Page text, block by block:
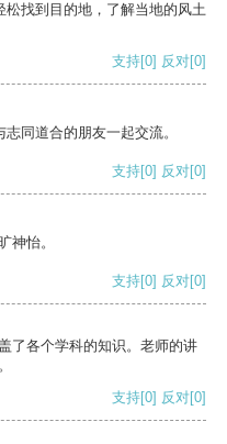
找到目的地，了解当地的风土
支持[0] 反对[0]
同道合的朋友一起交流。
支持[0] 反对[0]
神怡。
支持[0] 反对[0]
了各个学科的知识。老师的讲
支持[0] 反对[0]